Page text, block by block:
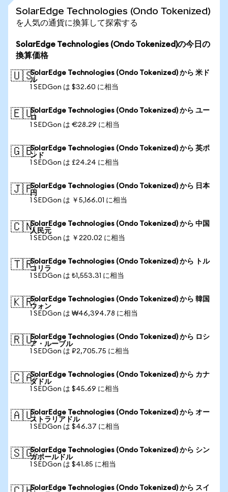
SolarEdge Technologies (Ondo Tokenized)
を人気の通貨に換算して探索する
SolarEdge Technologies (Ondo Tokenized)の今日の
換算価格
🇺🇸SolarEdge Technologies (Ondo Tokenized) から 米ド
ル
1 SEDGon は $32.60 に相当
🇪🇺SolarEdge Technologies (Ondo Tokenized) から ユー
ロ
1 SEDGon は €28.29 に相当
🇬🇧SolarEdge Technologies (Ondo Tokenized) から 英ポ
ンド
1 SEDGon は £24.24 に相当
🇯🇵SolarEdge Technologies (Ondo Tokenized) から 日本
円
1 SEDGon は ￥5,166.01 に相当
🇨🇳SolarEdge Technologies (Ondo Tokenized) から 中国
人民元
1 SEDGon は ￥220.02 に相当
🇹🇷SolarEdge Technologies (Ondo Tokenized) から トル
コリラ
1 SEDGon は ₺1,553.31 に相当
🇰🇷SolarEdge Technologies (Ondo Tokenized) から 韓国
ウォン
1 SEDGon は ₩46,394.78 に相当
🇷🇺SolarEdge Technologies (Ondo Tokenized) から ロシ
ア・ルーブル
1 SEDGon は ₽2,705.75 に相当
🇨🇦SolarEdge Technologies (Ondo Tokenized) から カナ
ダドル
1 SEDGon は $45.69 に相当
🇦🇺SolarEdge Technologies (Ondo Tokenized) から オー
ストラリアドル
1 SEDGon は $46.37 に相当
🇸🇬SolarEdge Technologies (Ondo Tokenized) から シン
ガポールドル
1 SEDGon は $41.85 に相当
SolarEdge Technologies (Ondo Tokenized) から スイ